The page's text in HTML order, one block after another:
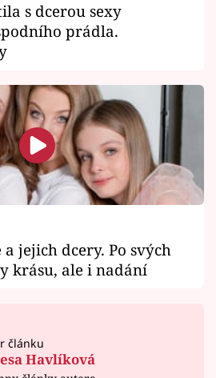
s dcerou sexy
prádla.
a jejich dcery. Po svých
krásu, ale i nadání
článku
Havlíková